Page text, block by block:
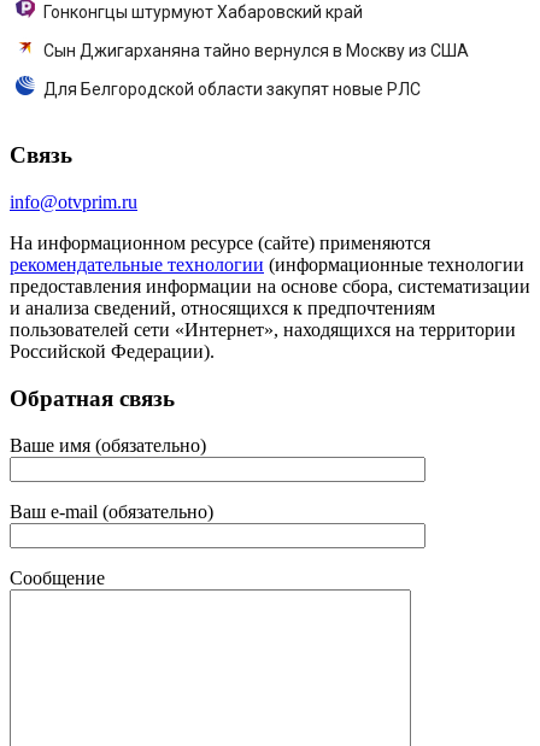
Гонконгцы штурмуют Хабаровский край
Сын Джигарханяна тайно вернулся в Москву из США
Для Белгородской области закупят новые РЛС
Связь
info@otvprim.ru
На информационном ресурсе (сайте) применяются
рекомендательные технологии (информационные технологии
предоставления информации на основе сбора, систематизации
и анализа сведений, относящихся к предпочтениям
пользователей сети «Интернет», находящихся на территории
Российской Федерации).
Обратная связь
Ваше имя (обязательно)
Ваш e-mail (обязательно)
Сообщение